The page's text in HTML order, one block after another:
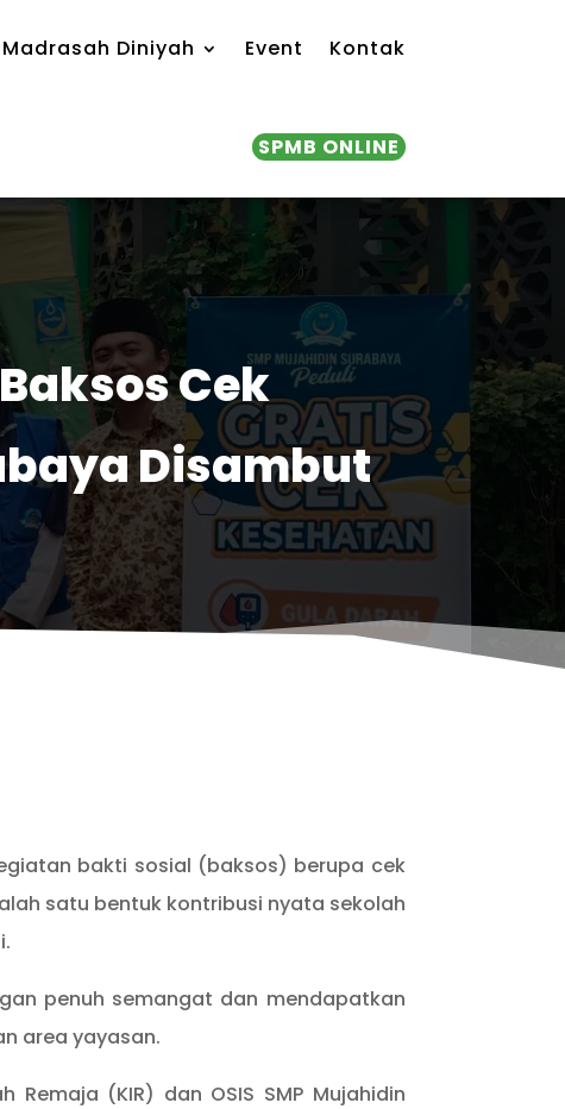
Madrasah Diniyah Event Kontak
SPMB ONLINE
Cek
Disambut
bakti sosial (baksos) berupa cek
satu bentuk kontribusi nyata sekolah
penuh semangat dan mendapatkan
area yayasan.
(KIR) dan OSIS SMP Mujahidin